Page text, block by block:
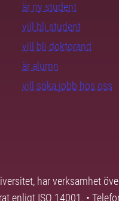
är ny student
vill bli student
vill bli doktorand
är alumn
vill söka jobb hos oss
har verksamhet
enligt ISO 14001. •